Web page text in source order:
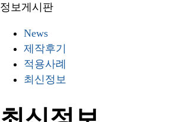
정보게시판
News
제작후기
적용사례
최신정보